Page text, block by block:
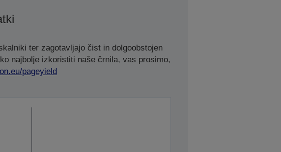
ter zagotavljajo čist in dolgoobstojen
najbolje izkoristiti naše črnila, vas prosimo,
pageyield